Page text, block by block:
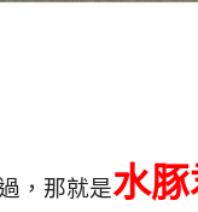
，那就是水